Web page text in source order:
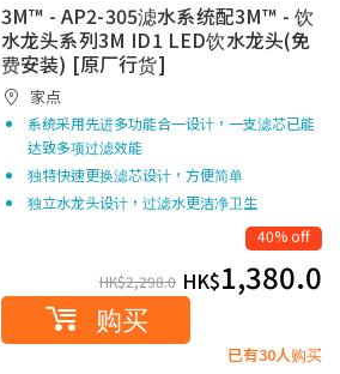
3M™ - AP2-305滤水系统配3M™ - 饮
水龙头系列3M ID1 LED饮水龙头(免
费安装) [原厂行货]
家点
系统采用先进多功能合一设计，一支滤芯已能
达致多项过滤效能
独特快速更换滤芯设计，方便简单
独立水龙头设计，过滤水更洁净卫生
40% off
HK$2,298.0 HK$1,380.0
购买
已有30人购买